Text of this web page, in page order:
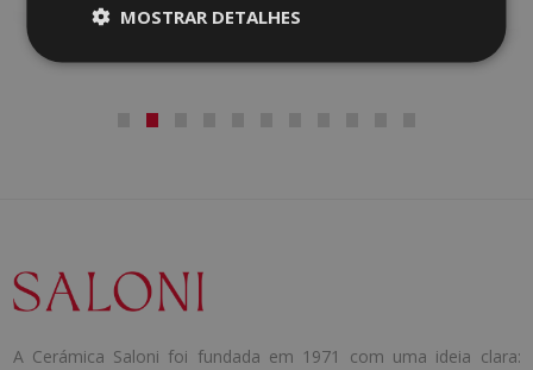
A Cerámica Saloni foi fundada em 1971 com uma ideia clara:
MOSTRAR DETALHES